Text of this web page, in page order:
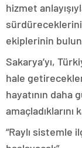
hizmet
ekiplerinin
Sakarya’yı,
hale
hayatının daha
amaçladıklarını
“Raylı sistemle